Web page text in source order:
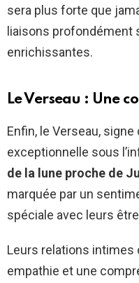
sera plus forte que
liaisons profondément
enrichissantes.
Le Verseau : Une
Enfin, le Verseau, signe
exceptionnelle sous
de la lune proche de
marquée par un
spéciale avec leurs
Leurs relations
empathie et une